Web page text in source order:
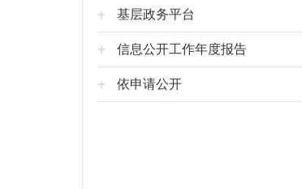
基层政务平台
信息公开工作年度报告
依申请公开